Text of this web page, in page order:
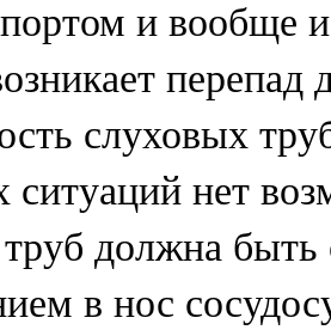
и вообще
перепад
слуховых
ситуаций нет
должна быть
в нос